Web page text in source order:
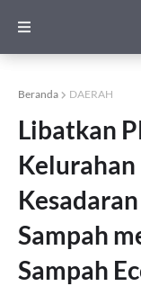
Beranda DAERAH
Libatkan
Sampah
Sampah